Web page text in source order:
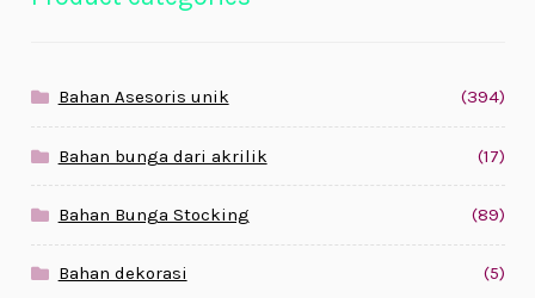
Bahan Asesoris unik (394)
Bahan bunga dari akrilik (17)
Bahan Bunga Stocking (89)
Bahan dekorasi (5)